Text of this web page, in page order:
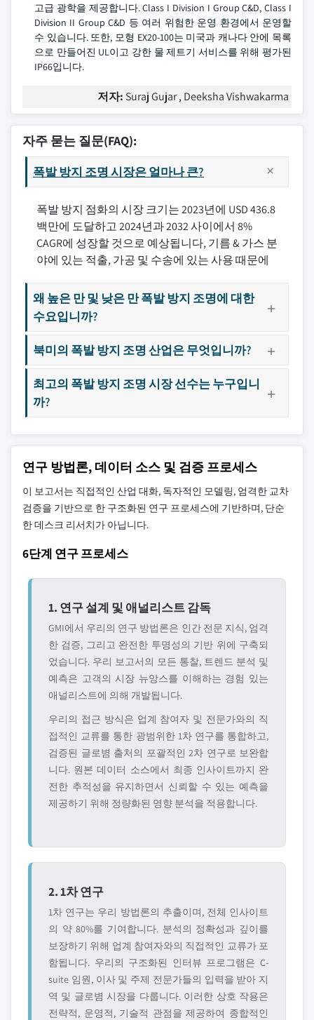
고급 광학을 제공합니다. Class I Division I Group C&D, Class I
Division II Group C&D 등 여러 위험한 운영 환경에서 운영할
수 있습니다. 또한, 모형 EX20-100는 미국과 캐나다 안에 목록
으로 만들어진 UL이고 강한 물 제트기 서비스를 위해 평가된
IP66입니다.
저자: Suraj Gujar , Deeksha Vishwakarma
자주 묻는 질문(FAQ):
폭발 방지 조명 시장은 얼마나 큰?
폭발 방지 점화의 시장 크기는 2023년에 USD 436.8
백만에 도달하고 2024년과 2032 사이에서 8%
CAGR에 성장할 것으로 예상됩니다, 기름 & 가스 분
야에 있는 적출, 가공 및 수송에 있는 사용 때문에
왜 높은 만 및 낮은 만 폭발 방지 조명에 대한
수요입니까?
북미의 폭발 방지 조명 산업은 무엇입니까?
최고의 폭발 방지 조명 시장 선수는 누구입니
까?
연구 방법론, 데이터 소스 및 검증 프로세스
이 보고서는 직접적인 산업 대화, 독자적인 모델링, 엄격한 교차
검증을 기반으로 한 구조화된 연구 프로세스에 기반하며, 단순
한 데스크 리서치가 아닙니다.
6단계 연구 프로세스
1. 연구 설계 및 애널리스트 감독
GMI에서 우리의 연구 방법론은 인간 전문 지식, 엄격
한 검증, 그리고 완전한 투명성의 기반 위에 구축되
었습니다. 우리 보고서의 모든 통찰, 트렌드 분석 및
예측은 고객의 시장 뉴앙스를 이해하는 경험 있는
애널리스트에 의해 개발됩니다.
우리의 접근 방식은 업계 참여자 및 전문가와의 직
접적인 교류를 통한 광범위한 1차 연구를 통합하고,
검증된 글로볌 출처의 포괄적인 2차 연구로 보완합
니다. 원본 데이터 소스에서 최종 인사이트까지 완
전한 추적성을 유지하면서 신뢰할 수 있는 예측을
제공하기 위해 정량화된 영향 분석을 적용합니다.
2. 1차 연구
1차 연구는 우리 방법론의 추출이며, 전체 인사이트
의 약 80%를 기여합니다. 분석의 정확성과 깊이를
보장하기 위해 업계 참여자와의 직접적인 교류가 포
함됩니다. 우리의 구조화된 인터뷰 프로그램은 C-
suite 임원, 이사 및 주제 전문가들의 입력을 받아 지
역 및 글로볌 시장을 다룹니다. 이러한 상호 작용은
전략적, 운영적, 기술적 관점을 제공하여 종합적인